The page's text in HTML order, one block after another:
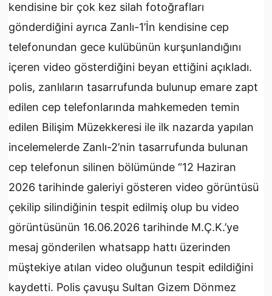
kendisine bir çok kez silah fotoğrafları
gönderdiğini ayrıca Zanlı-1’İn kendisine cep
telefonundan gece kulübünün kurşunlandığını
içeren video gösterdiğini beyan ettiğini açıkladı.
polis, zanlıların tasarrufunda bulunup emare zapt
edilen cep telefonlarında mahkemeden temin
edilen Bilişim Müzekkeresi ile ilk nazarda yapılan
incelemelerde Zanlı-2’nin tasarrufunda bulunan
cep telefonun silinen bölümünde “12 Haziran
2026 tarihinde galeriyi gösteren video görüntüsü
çekilip silindiğinin tespit edilmiş olup bu video
görüntüsünün 16.06.2026 tarihinde M.Ç.K.’ye
mesaj gönderilen whatsapp hattı üzerinden
müştekiye atılan video oluğunun tespit edildiğini
kaydetti. Polis çavuşu Sultan Gizem Dönmez